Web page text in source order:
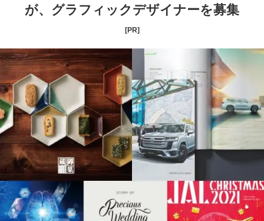
コラム
が、グラフィックデザイナーを募集
[PR]